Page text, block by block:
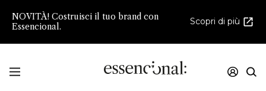
NOVITÀ! Costruisci il tuo brand con
Essencional.
Scopri di più
Innovazione e creatività nello sviluppo della